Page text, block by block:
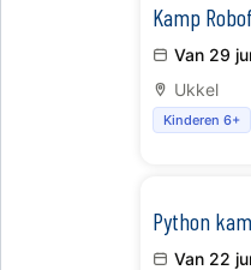
Kamp
Van 29
Ukkel
Kinderen 6+
Python
Van 22